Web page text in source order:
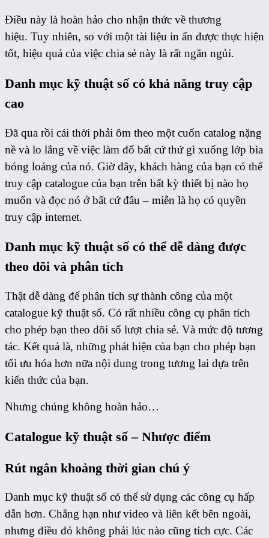
Điều này là hoàn hảo cho nhận thức về thương
hiệu. Tuy nhiên, so với một tài liệu in ấn được thực hiện
tốt, hiệu quả của việc chia sẻ này là rất ngắn ngủi.
Danh mục kỹ thuật số có khả năng truy cập
cao
Đã qua rồi cái thời phải ôm theo một cuốn catalog nặng
nề và lo lắng về việc làm đổ bất cứ thứ gì xuống lớp bìa
bóng loáng của nó. Giờ đây, khách hàng của bạn có thể
truy cập catalogue của bạn trên bất kỳ thiết bị nào họ
muốn và đọc nó ở bất cứ đâu – miễn là họ có quyền
truy cập internet.
Danh mục kỹ thuật số có thể dễ dàng được
theo dõi và phân tích
Thật dễ dàng để phân tích sự thành công của một
catalogue kỹ thuật số. Có rất nhiều công cụ phân tích
cho phép bạn theo dõi số lượt chia sẻ. Và mức độ tương
tác. Kết quả là, những phát hiện của bạn cho phép bạn
tối ưu hóa hơn nữa nội dung trong tương lai dựa trên
kiến ​​thức của bạn.
Nhưng chúng không hoàn hảo…
Catalogue kỹ thuật số – Nhược điểm
Rút ngắn khoảng thời gian chú ý
Danh mục kỹ thuật số có thể sử dụng các công cụ hấp
dẫn hơn. Chẳng hạn như video và liên kết bên ngoài,
nhưng điều đó không phải lúc nào cũng tích cực. Các